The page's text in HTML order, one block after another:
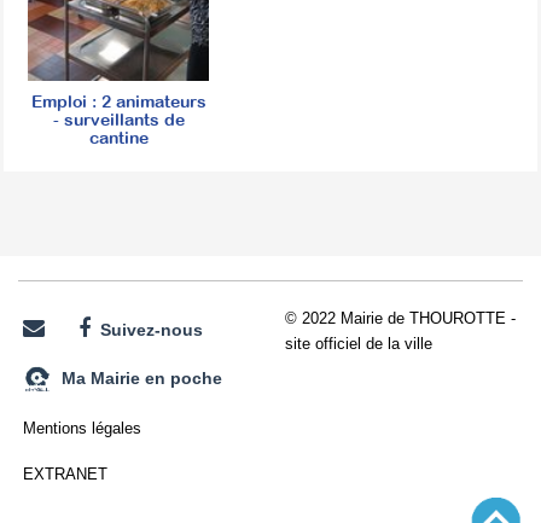
Emploi : 2 animateurs
- surveillants de
cantine
Suivez-nous
Ma Mairie en poche
Mentions légales
EXTRANET
© 2022 Mairie de THOUROTTE -
site officiel de la ville